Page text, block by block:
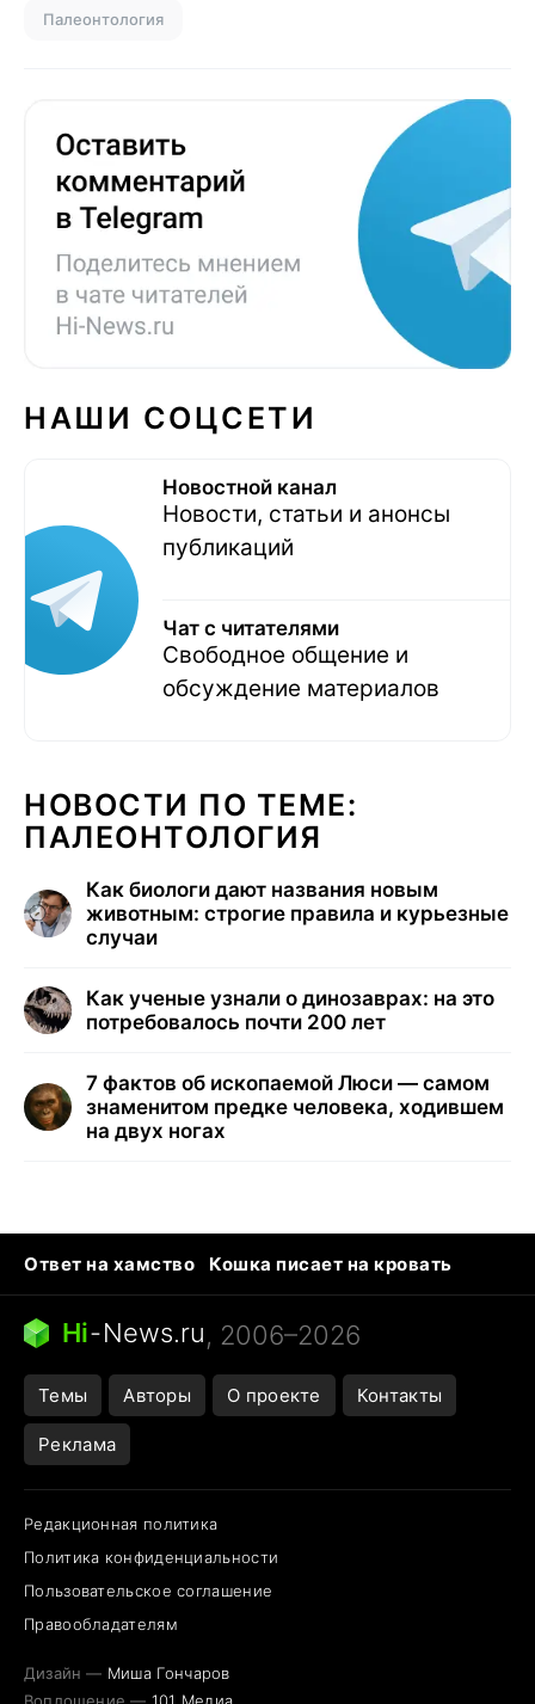
Палеонтология
НАШИ СОЦСЕТИ
Новостной канал
Новости, статьи и анонсы
публикаций
Чат с читателями
Свободное общение и
обсуждение материалов
НОВОСТИ ПО ТЕМЕ:
ПАЛЕОНТОЛОГИЯ
Как биологи дают названия новым
животным: строгие правила и курьезные
случаи
Как ученые узнали о динозаврах: на это
потребовалось почти 200 лет
7 фактов об ископаемой Люси — самом
знаменитом предке человека, ходившем
на двух ногах
Ответ на хамство
Кошка писает на кровать
Тунцы в океанариуме
Следующая пандемия
Ядовитые пауки России
Открытие в Google Maps
Hi-News.ru, 2006–2026
Темы Авторы О проекте Контакты
Реклама
Редакционная политика
Политика конфиденциальности
Пользовательское соглашение
Правообладателям
Дизайн — Миша Гончаров
Воплощение — 101 Медиа